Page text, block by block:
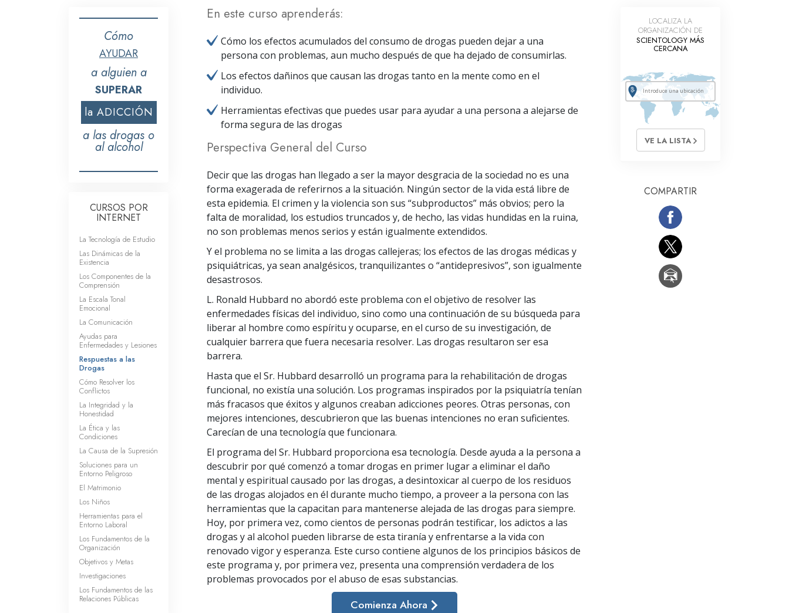
En este curso aprenderás:
Cómo los efectos acumulados del consumo de drogas pueden dejar a una
persona con problemas, aun mucho después de que ha dejado de consumirlas.
Los efectos dañinos que causan las drogas tanto en la mente como en el
individuo.
Herramientas efectivas que puedes usar para ayudar a una persona a alejarse de
forma segura de las drogas
Perspectiva General del Curso
Decir que las drogas han llegado a ser la mayor desgracia de la sociedad no es una
forma exagerada de referirnos a la situación. Ningún sector de la vida está libre de
esta epidemia. El crimen y la violencia son sus “subproductos” más obvios; pero la
falta de moralidad, los estudios truncados y, de hecho, las vidas hundidas en la ruina,
no son problemas menos serios y están igualmente extendidos.
Y el problema no se limita a las drogas callejeras; los efectos de las drogas médicas y
psiquiátricas, ya sean analgésicos, tranquilizantes o “antidepresivos”, son igualmente
desastrosos.
L. Ronald Hubbard no abordó este problema con el objetivo de resolver las
enfermedades físicas del individuo, sino como una continuación de su búsqueda para
liberar al hombre como espíritu y ocuparse, en el curso de su investigación, de
cualquier barrera que fuera necesaria resolver. Las drogas resultaron ser esa
barrera.
Hasta que el Sr. Hubbard desarrolló un programa para la rehabilitación de drogas
funcional, no existía una solución. Los programas inspirados por la psiquiatría tenían
más fracasos que éxitos y algunos creaban adicciones peores. Otras personas, con
mejores intenciones, descubrieron que las buenas intenciones no eran suficientes.
Carecían de una tecnología que funcionara.
El programa del Sr. Hubbard proporciona esa tecnología. Desde ayuda a la persona a
descubrir por qué comenzó a tomar drogas en primer lugar a eliminar el daño
mental y espiritual causado por las drogas, a desintoxicar al cuerpo de los residuos
de las drogas alojados en él durante mucho tiempo, a proveer a la persona con las
herramientas que la capacitan para mantenerse alejada de las drogas para siempre.
Hoy, por primera vez, como cientos de personas podrán testificar, los adictos a las
drogas y al alcohol pueden librarse de esta tiranía y enfrentarse a la vida con
renovado vigor y esperanza. Este curso contiene algunos de los principios básicos de
este programa y, por primera vez, presenta una comprensión verdadera de los
problemas provocados por el abuso de esas substancias.
Comienza Ahora
Cómo
AYUDAR
a alguien a
SUPERAR
la ADICCIÓN
a las drogas o
al alcohol
CURSOS POR
INTERNET
La Tecnología de Estudio
Las Dinámicas de la
Existencia
Los Componentes de la
Comprensión
La Escala Tonal
Emocional
La Comunicación
Ayudas para
Enfermedades y Lesiones
Respuestas a las
Drogas
Cómo Resolver los
Conflictos
La Integridad y la
Honestidad
La Ética y las
Condiciones
La Causa de la Supresión
Soluciones para un
Entorno Peligroso
El Matrimonio
Los Niños
Herramientas para el
Entorno Laboral
Los Fundamentos de la
Organización
Objetivos y Metas
Investigaciones
Los Fundamentos de las
Relaciones Públicas
LOCALIZA LA
ORGANIZACIÓN DE
SCIENTOLOGY MÁS
CERCANA
VE LA LISTA
COMPARTIR